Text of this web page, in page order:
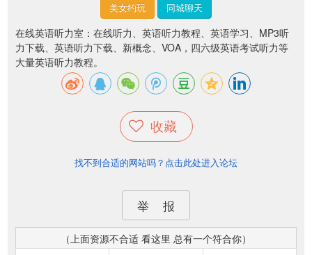
美女约玩 同城聊天
在线英语听力室：在线听力、英语听力教程、英语学习、MP3听
力下载、英语听力下载、新概念、VOA，四六级英语考试听力等
大量英语听力教程。
收藏
找不到合适的网站吗？点击此处进入论坛
举 报
（上面资源不合适 看这里 总有一个符合你）